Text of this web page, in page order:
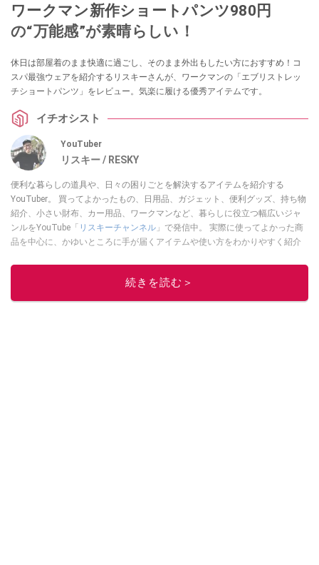
ワークマン新作ショートパンツ980円
の“万能感”が素晴らしい！
休日は部屋着のまま快適に過ごし、そのまま外出もしたい方におすすめ！コ
スパ最強ウェアを紹介するリスキーさんが、ワークマンの「エブリストレッ
チショートパンツ」をレビュー。気楽に履ける優秀アイテムです。
イチオシスト
YouTuber
リスキー / RESKY
便利な暮らしの道具や、日々の困りごとを解決するアイテムを紹介する
YouTuber。 買ってよかったもの、日用品、ガジェット、便利グッズ、持ち物
紹介、小さい財布、カー用品、ワークマンなど、暮らしに役立つ幅広いジャ
ンルをYouTube「 リスキーチャンネル 」で発信中。 実際に使ってよかった商
品を中心に、かゆいところに手が届くアイテムや使い方をわかりやすく紹介
このイチオシストの他の記事を読む
続きを読む＞